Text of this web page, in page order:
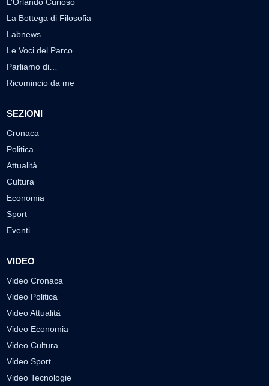
La Bottega di Filosofia
Labnews
Le Voci del Parco
Parliamo di…
Ricomincio da me
SEZIONI
Cronaca
Politica
Attualità
Cultura
Economia
Sport
Eventi
VIDEO
Video Cronaca
Video Politica
Video Attualità
Video Economia
Video Cultura
Video Sport
Video Tecnologie